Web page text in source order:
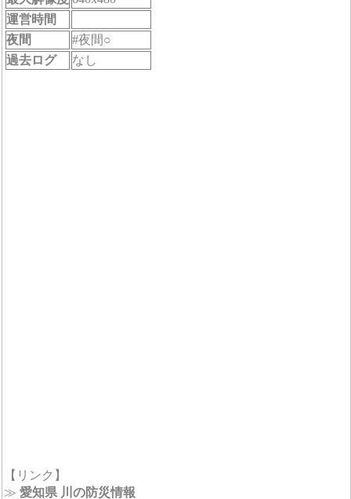
運営時間
夜間
#夜間○
過去ログ
なし
【リンク】
≫ 愛知県 川の防災情報